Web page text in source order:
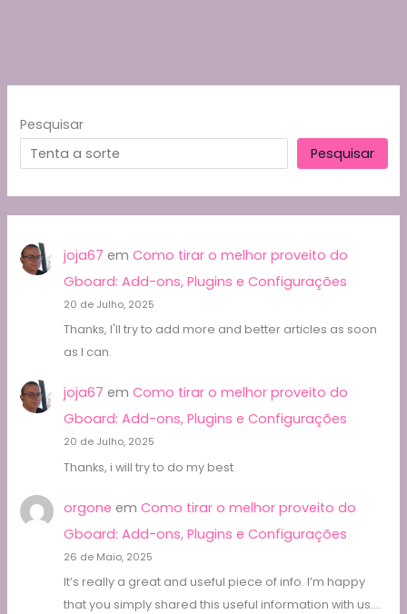
o
k
p k
Pesquisar
Pesquisar
joja67 em Como tirar o melhor proveito do
Gboard: Add-ons, Plugins e Configurações
20 de Julho, 2025
Thanks, I'll try to add more and better articles as soon
as I can.
joja67 em Como tirar o melhor proveito do
Gboard: Add-ons, Plugins e Configurações
20 de Julho, 2025
Thanks, i will try to do my best
orgone em Como tirar o melhor proveito do
Gboard: Add-ons, Plugins e Configurações
26 de Maio, 2025
It’s really a great and useful piece of info. I’m happy
that you simply shared this useful information with us.…